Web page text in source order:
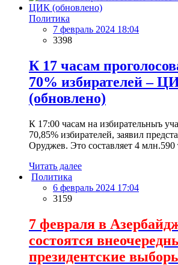
Политика
7 февраль 2024 18:04
3398
К 17 часам
70% избирателей –
(обновлено)
К 17:00 часам на избирательныъ
70,85% избирателей, заявил
Оруджев. Это составляет 4 млн.590
Читать далее
Политика
6 февраль 2024 17:04
3159
7 февраля в
состоятся
президентские